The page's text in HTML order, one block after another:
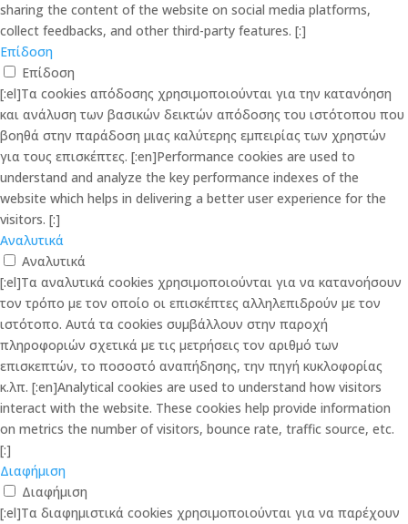
sharing the content of the website on social media platforms,
collect feedbacks, and other third-party features. [:]
Επίδοση
Επίδοση
[:el]Τα cookies απόδοσης χρησιμοποιούνται για την κατανόηση
και ανάλυση των βασικών δεικτών απόδοσης του ιστότοπου που
βοηθά στην παράδοση μιας καλύτερης εμπειρίας των χρηστών
για τους επισκέπτες. [:en]Performance cookies are used to
understand and analyze the key performance indexes of the
website which helps in delivering a better user experience for the
visitors. [:]
Αναλυτικά
Αναλυτικά
[:el]Τα αναλυτικά cookies χρησιμοποιούνται για να κατανοήσουν
τον τρόπο με τον οποίο οι επισκέπτες αλληλεπιδρούν με τον
ιστότοπο. Αυτά τα cookies συμβάλλουν στην παροχή
πληροφοριών σχετικά με τις μετρήσεις τον αριθμό των
επισκεπτών, το ποσοστό αναπήδησης, την πηγή κυκλοφορίας
κ.λπ. [:en]Analytical cookies are used to understand how visitors
interact with the website. These cookies help provide information
on metrics the number of visitors, bounce rate, traffic source, etc.
[:]
Διαφήμιση
Διαφήμιση
[:el]Τα διαφημιστικά cookies χρησιμοποιούνται για να παρέχουν